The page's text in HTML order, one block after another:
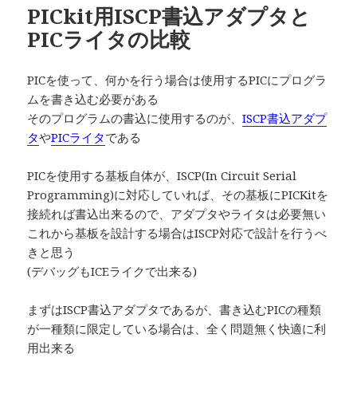
PICkit用ISCP書込アダプタと
PICライタの比較
PICを使って、何かを行う場合は使用するPICにプログラ
ムを書き込む必要がある
そのプログラムの書込に使用するのが、ISCP書込アダプ
タやPICライタである
PICを使用する基板自体が、ISCP(In Circuit Serial
Programming)に対応していれば、その基板にPICKitを
接続れば書込出来るので、アダプタやライタは必要無い
これから基板を設計する場合はISCP対応で設計を行うべ
きと思う
(デバッグもICEライクで出来る)
まずはISCP書込アダプタであるが、書き込むPICの種類
が一種類に限定している場合は、全く問題無く快適に利
用出来る